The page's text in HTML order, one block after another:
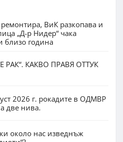
ВиК разкопава и
„Д-р Нидер“ чака
близо година
РАК“. КАКВО ПРАВЯ ОТТУК
2026 г. рокадите в ОДМВР
две нива.
около нас изведнъж